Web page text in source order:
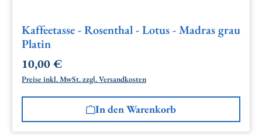
Kaffeetasse - Rosenthal - Lotus - Madras grau
Platin
Regulärer Preis:
10,00 €
Preise inkl. MwSt. zzgl. Versandkosten
In den Warenkorb